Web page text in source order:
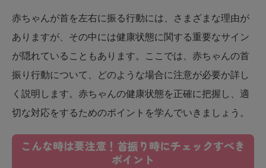
赤ちゃんが首を左右に振る行動には、さまざまな理由が
ありますが、その中には健康状態に関する重要なサイン
が隠れていることもあります。ここでは、赤ちゃんの首
振り行動について、どのような場合に注意が必要か詳し
く説明します。赤ちゃんの健康状態を正確に把握し、適
切な対応をするためのポイントを学んでいきましょう。
こんな時は要注意！首振り時にチェックすべき
ポイント